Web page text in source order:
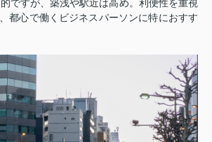
ですが、築浅や駅近は高め。利便性を重視
都心で働くビジネスパーソンに特におすす